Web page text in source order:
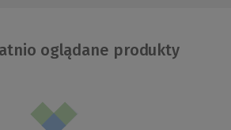
oglądane produkty